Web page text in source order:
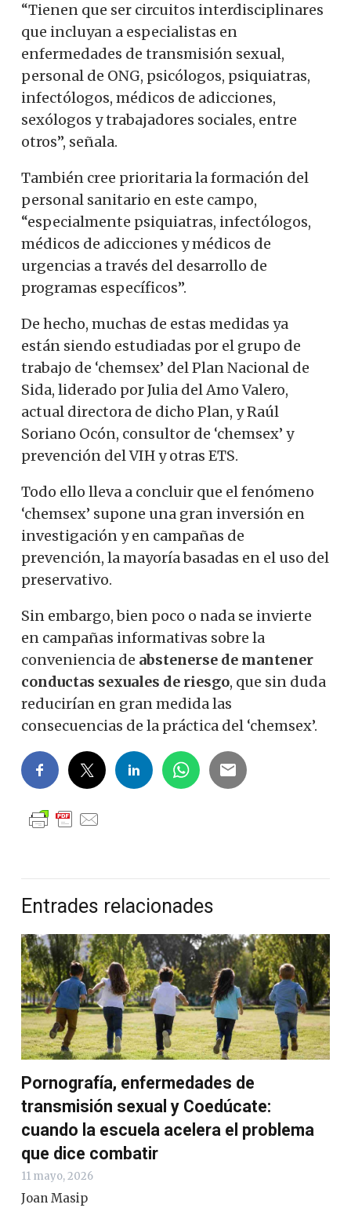
“Tienen que ser circuitos interdisciplinares
que incluyan a especialistas en
enfermedades de transmisión sexual,
personal de ONG, psicólogos, psiquiatras,
infectólogos, médicos de adicciones,
sexólogos y trabajadores sociales, entre
otros”, señala.
También cree prioritaria la formación del
personal sanitario en este campo,
“especialmente psiquiatras, infectólogos,
médicos de adicciones y médicos de
urgencias a través del desarrollo de
programas específicos”.
De hecho, muchas de estas medidas ya
están siendo estudiadas por el grupo de
trabajo de ‘chemsex’ del Plan Nacional de
Sida, liderado por Julia del Amo Valero,
actual directora de dicho Plan, y Raúl
Soriano Ocón, consultor de ‘chemsex’ y
prevención del VIH y otras ETS.
Todo ello lleva a concluir que el fenómeno
‘chemsex’ supone una gran inversión en
investigación y en campañas de
prevención, la mayoría basadas en el uso del
preservativo.
Sin embargo, bien poco o nada se invierte
en campañas informativas sobre la
conveniencia de abstenerse de mantener
conductas sexuales de riesgo, que sin duda
reducirían en gran medida las
consecuencias de la práctica del ‘chemsex’.
Entrades relacionades
Pornografía, enfermedades de
transmisión sexual y Coedúcate:
cuando la escuela acelera el problema
que dice combatir
11 mayo, 2026
Joan Masip